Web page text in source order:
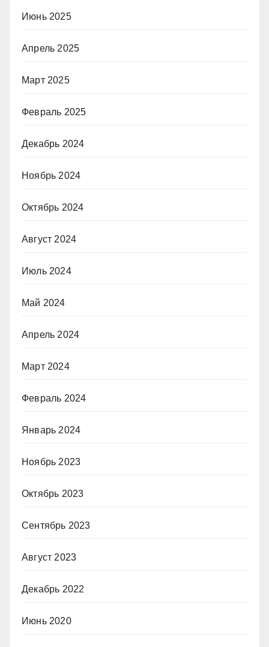
Июнь 2025
Апрель 2025
Март 2025
Февраль 2025
Декабрь 2024
Ноябрь 2024
Октябрь 2024
Август 2024
Июль 2024
Май 2024
Апрель 2024
Март 2024
Февраль 2024
Январь 2024
Ноябрь 2023
Октябрь 2023
Сентябрь 2023
Август 2023
Декабрь 2022
Июнь 2020